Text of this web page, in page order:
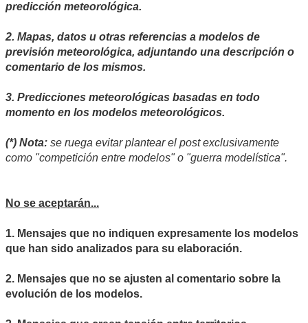
predicción meteorológica.
2. Mapas, datos u otras referencias a modelos de
previsión meteorológica, adjuntando una descripción o
comentario de los mismos.
3. Predicciones meteorológicas basadas en todo
momento en los modelos meteorológicos.
(*) Nota: se ruega evitar plantear el post exclusivamente
como "competición entre modelos" o "guerra modelística".
No se aceptarán...
1. Mensajes que no indiquen expresamente los modelos
que han sido analizados para su elaboración.
2. Mensajes que no se ajusten al comentario sobre la
evolución de los modelos.